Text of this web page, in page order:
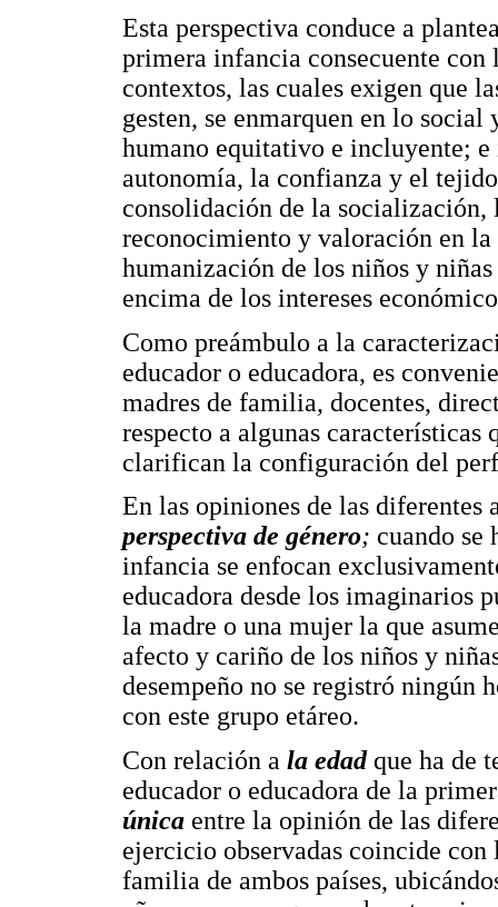
Esta perspectiva conduce a
primera infancia consecuente con
contextos, las cuales exigen que
gesten, se enmarquen en lo
humano equitativo e incluyente;
autonomía, la confianza y el
consolidación de la
reconocimiento y valoración en
humanización de los niños y
encima de los intereses
Como preámbulo a la
educador o educadora, es
madres de familia, docentes,
respecto a algunas
clarifican la configuración del
En las opiniones de las diferentes
perspectiva de género; cuando se
infancia se enfocan
educadora desde los imaginarios
la madre o una mujer la que
afecto y cariño de los niños y
desempeño no se registró ningún
con este grupo etáreo.
Con relación a la edadque ha de
educador o educadora de la
única entre la opinión de las
ejercicio observadas coincide con
familia de ambos países,